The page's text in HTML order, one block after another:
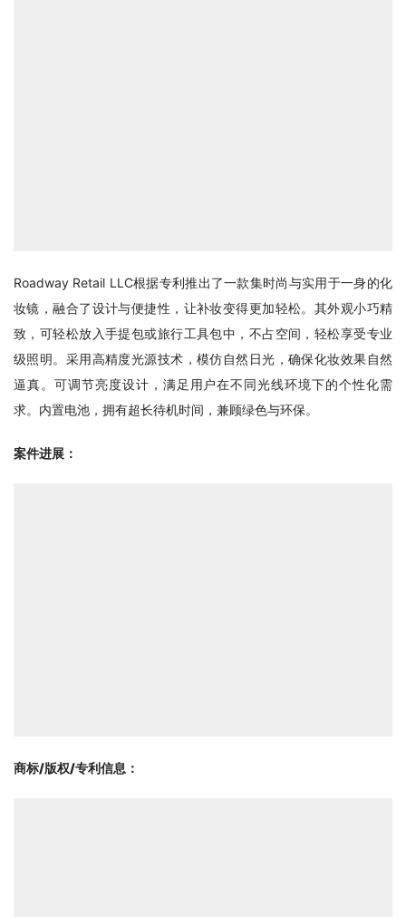
Roadway Retail LLC根据专利推出了一款集时尚与实用于一身的化
妆镜，融合了设计与便捷性，让补妆变得更加轻松。其外观小巧精
致，可轻松放入手提包或旅行工具包中，不占空间，轻松享受专业
级照明。采用高精度光源技术，模仿自然日光，确保化妆效果自然
逼真。可调节亮度设计，满足用户在不同光线环境下的个性化需
求。内置电池，拥有超长待机时间，兼顾绿色与环保。
案件进展：
商标/版权/专利信息 ：